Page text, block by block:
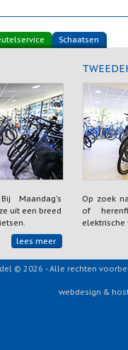
Schaatsen
Maandag's
uit een breed
lees meer
Op zoek
of
elektrische
© 2026 - Alle rechten
webdesign &